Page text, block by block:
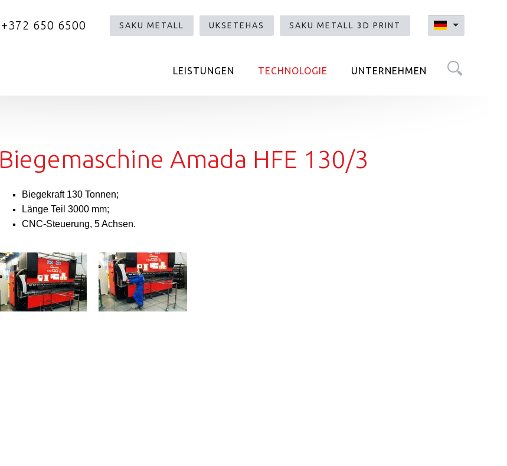
+372 650 6500 SAKU METALL UKSETEHAS SAKU METALL 3D PRINT
LEISTUNGEN TECHNOLOGIE UNTERNEHMEN
Biegemaschine Amada HFE 130/3
Biegekraft 130 Tonnen;
Länge Teil 3000 mm;
CNC-Steuerung, 5 Achsen.